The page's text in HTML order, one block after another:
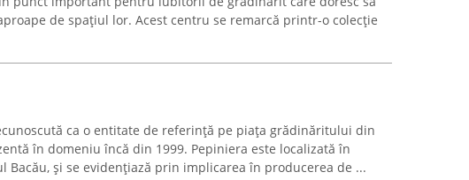
de spațiul lor. Acest centru se remarcă printr-o colecție
ca o entitate de referință pe piața grădinăritului din
în domeniu încă din 1999. Pepiniera este localizată în
Bacău, și se evidențiază prin implicarea în producerea de ...